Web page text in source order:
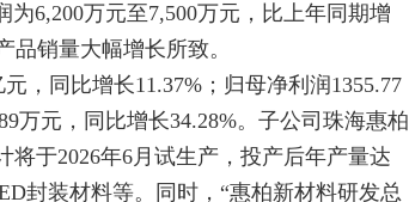
6,200万元至7,500万元，比上年同期增
品销量大幅增长所致。
同比增长11.37%；归母净利润1355.77
万元，同比增长34.28%。子公司珠海惠柏
将于2026年6月试生产，投产后年产量达
封装材料等。同时，“惠柏新材料研发总